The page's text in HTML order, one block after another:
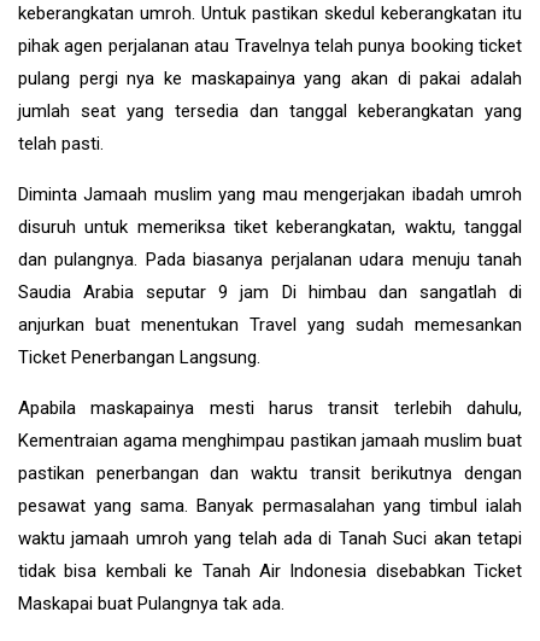
keberangkatan umroh. Untuk pastikan skedul keberangkatan itu
pihak agen perjalanan atau Travelnya telah punya booking ticket
pulang pergi nya ke maskapainya yang akan di pakai adalah
jumlah seat yang tersedia dan tanggal keberangkatan yang
telah pasti.
Diminta Jamaah muslim yang mau mengerjakan ibadah umroh
disuruh untuk memeriksa tiket keberangkatan, waktu, tanggal
dan pulangnya. Pada biasanya perjalanan udara menuju tanah
Saudia Arabia seputar 9 jam Di himbau dan sangatlah di
anjurkan buat menentukan Travel yang sudah memesankan
Ticket Penerbangan Langsung.
Apabila maskapainya mesti harus transit terlebih dahulu,
Kementraian agama menghimpau pastikan jamaah muslim buat
pastikan penerbangan dan waktu transit berikutnya dengan
pesawat yang sama. Banyak permasalahan yang timbul ialah
waktu jamaah umroh yang telah ada di Tanah Suci akan tetapi
tidak bisa kembali ke Tanah Air Indonesia disebabkan Ticket
Maskapai buat Pulangnya tak ada.